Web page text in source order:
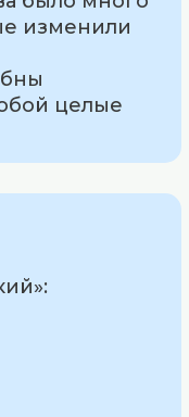
изменили
целые